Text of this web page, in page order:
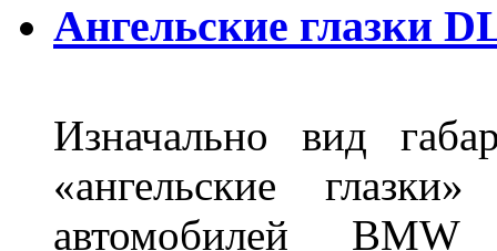
Ангельские глазки
Изначально вид
«ангельские
автомобилей